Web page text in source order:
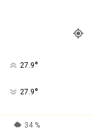
27.9°
27.9°
34 %